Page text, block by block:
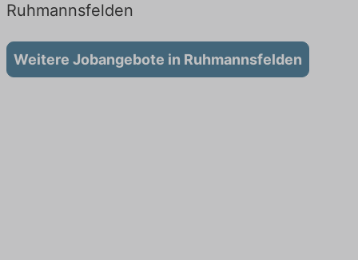
Ruhmannsfelden
Weitere Jobangebote in Ruhmannsfelden